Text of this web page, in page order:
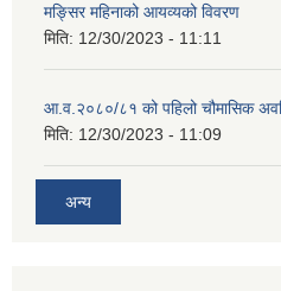
मङ्सिर महिनाको आयव्यको विवरण
मिति: 12/30/2023 - 11:11
आ.व.२०८०/८१ को पहिलो चौमासिक
मिति: 12/30/2023 - 11:09
अन्य